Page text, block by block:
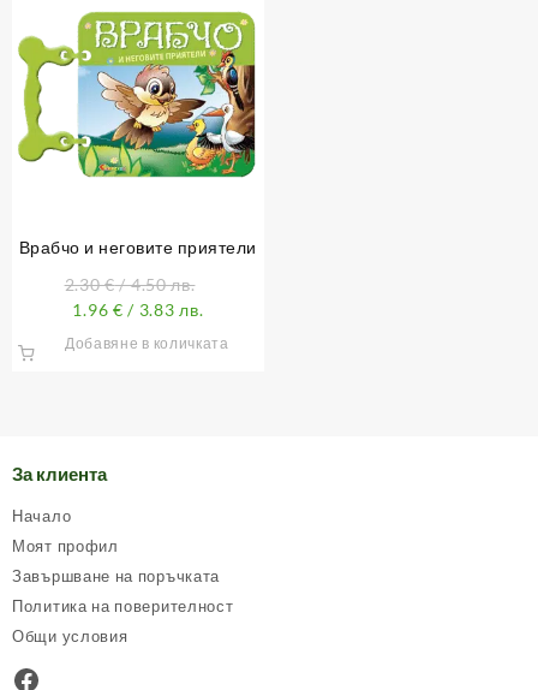
Врабчо и неговите приятели
2.30€/ 4.50 лв.
1.96 € / 3.83 лв.
Добавяне в количката
За клиента
Начало
Моят профил
Завършване на поръчката
Политика на поверителност
Общи условия
Facebook